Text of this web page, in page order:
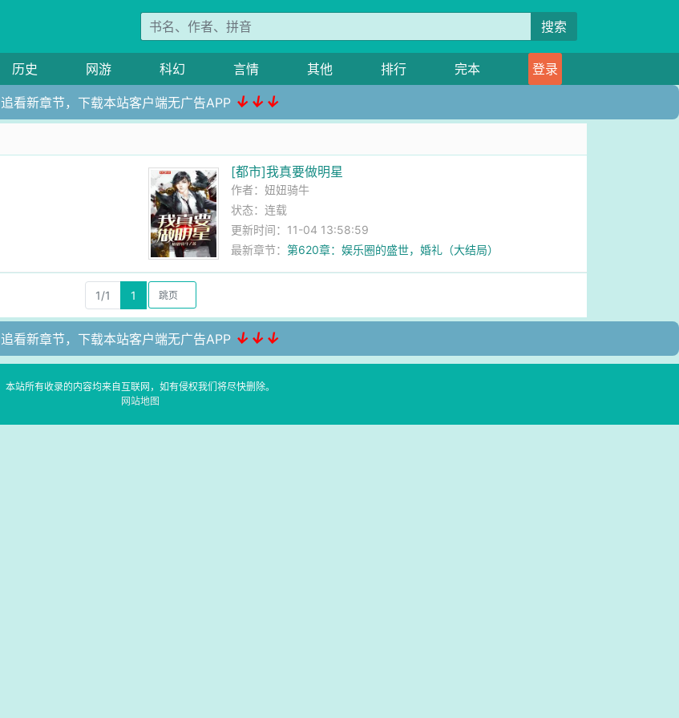
搜索
历史 网游 科幻 言情 其他 排行 完本 登录
追看新章节，下载本站客户端无广告APP ↓↓↓
[都市]我真要做明星
作者： 妞妞骑牛
状态：连载
更新时间：11-04 13:58:59
最新章节： 第620章：娱乐圈的盛世，婚礼（大结局）
1/1 1
追看新章节，下载本站客户端无广告APP ↓↓↓
本站所有收录的内容均来自互联网，如有侵权我们将尽快删除。
网站地图